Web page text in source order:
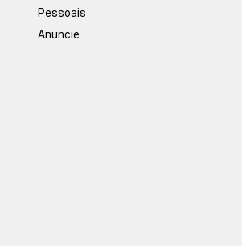
Pessoais
Anuncie